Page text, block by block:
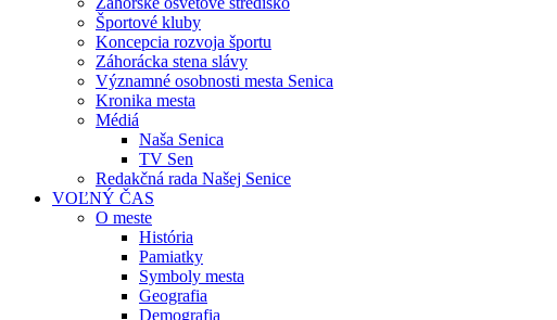
Športové kluby
Koncepcia rozvoja športu
Záhorácka stena slávy
Významné osobnosti mesta Senica
Kronika mesta
Médiá
Naša Senica
TV Sen
Redakčná rada Našej Senice
VOĽNÝ ČAS
O meste
História
Pamiatky
Symboly mesta
Geografia
Demografia